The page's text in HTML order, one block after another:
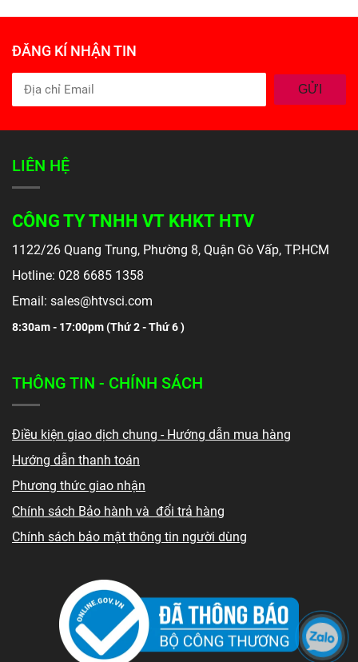
ĐĂNG KÍ NHẬN TIN
GỬI
LIÊN HỆ
CÔNG TY TNHH VT KHKT HTV
1122/26 Quang Trung, Phường 8, Quận Gò Vấp, TP.HCM
Hotline: 028 6685 1358
Email: sales@htvsci.com
8:30am - 17:00pm (Thứ 2 - Thứ 6 )
THÔNG TIN - CHÍNH SÁCH
Điều kiện giao dịch chung - Hướng dẫn mua hàng
Hướng dẫn thanh toán
Phương thức giao nhận
Chính sách Bảo hành và đổi trả hàng
Chính sách bảo mật thông tin người dùng